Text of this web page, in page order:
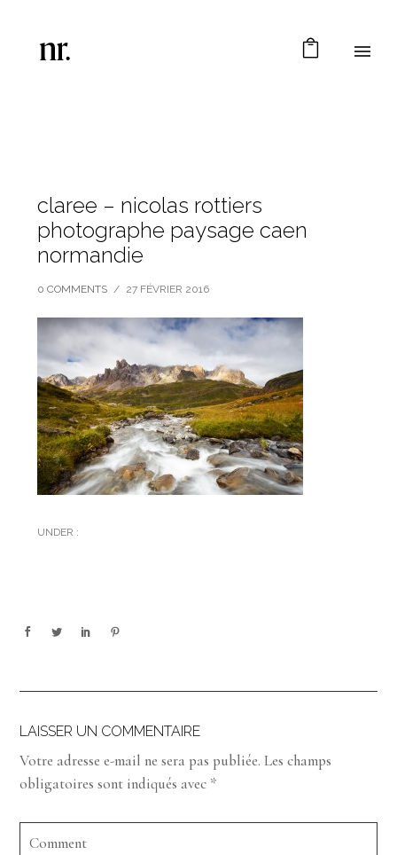
claree – nicolas rottiers
photographe paysage caen
normandie
0 COMMENTS / 27 FÉVRIER 2016
UNDER :
LAISSER UN COMMENTAIRE
Votre adresse e-mail ne sera pas publiée. Les champs
obligatoires sont indiqués avec *